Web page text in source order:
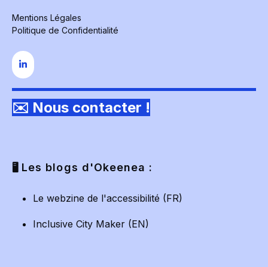
Mentions Légales
Politique de Confidentialité
✉️ Nous contacter !
🖥️ Les blogs d'Okeenea :
Le webzine de l'accessibilité (FR)
Inclusive City Maker (EN)